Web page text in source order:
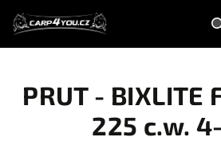
obsah
PRUT - BIXLITE
225 c.w.